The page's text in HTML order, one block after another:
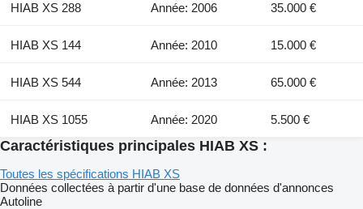
HIAB XS 288 Année: 2006 35.000 €
HIAB XS 144 Année: 2010 15.000 €
HIAB XS 544 Année: 2013 65.000 €
HIAB XS 1055 Année: 2020 5.500 €
Caractéristiques principales HIAB XS :
Toutes les spécifications HIAB XS
Données collectées à partir d'une base de données d'annonces
Autoline